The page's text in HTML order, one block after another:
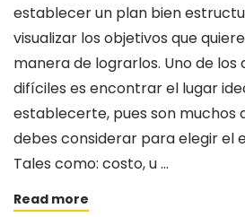
establecer un plan bien
visualizar los objetivos que
manera de lograrlos. Uno de los
difíciles es encontrar el lugar
establecerte, pues son muchos
debes considerar para elegir el
Tales como: costo, u …
Read more